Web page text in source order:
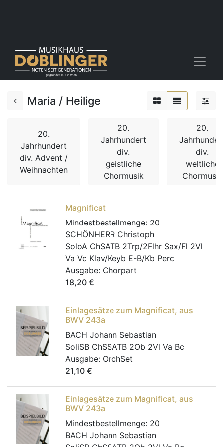
Maria / Heilige
20.
Jahrhundert
div. Advent /
Weihnachten
20.
Jahrhundert
div.
geistliche
Chormusik
20.
div.
weltliche
Chormusik
Magnificat
Mindestbestellmenge: 20
SCHÖNHERR Christoph
SoloA ChSATB 2Trp/2Flhr Sax/Fl 2Vl
Va Vc Klav/Keyb E-B/Kb Perc
Ausgabe: Chorpart
18,20 €
Einlagesätze zum Magnificat, aus
BWV 243a
BACH Johann Sebastian
SoliSB ChSSATB 2Ob 2Vl Va Bc
Ausgabe: OrchSet
21,10 €
Einlagesätze zum Magnificat, aus
BWV 243a
Mindestbestellmenge: 20
BACH Johann Sebastian